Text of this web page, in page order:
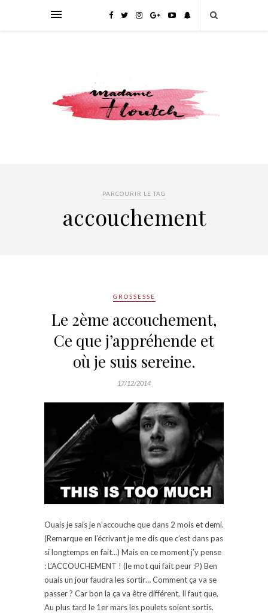
PARCOURIR LE TAG
accouchement
GROSSESSE
Le 2ème accouchement,
Ce que j’appréhende et
où je suis sereine.
17/12/2014
Ouais je sais je n’accouche que dans 2 mois et demi.
(Remarque en l’écrivant je me dis que c’est dans pas
si longtemps en fait…) Mais en ce moment j’y pense
: L’ACCOUCHEMENT ! (le mot qui fait peur :P) Ben
ouais un jour faudra les sortir… Comment ça va se
passer ? Car bon la ça va être différent, Il faut que,
Au plus tard le 1er mars les poulets soient sortis.